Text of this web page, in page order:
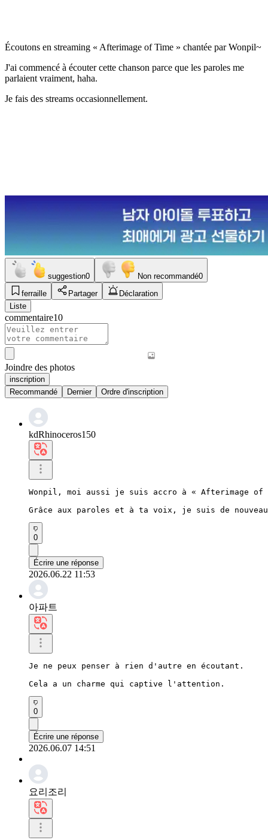
Écoutons en streaming « Afterimage of Time » chantée par Wonpil~
J'ai commencé à écouter cette chanson parce que les paroles me
parlaient vraiment, haha.
Je fais des streams occasionnellement.
suggestion0 Non recommandé0
ferraille
Partager
Déclaration
Liste
commentaire10
Joindre des photos
inscription
Recommandé
Dernier Ordre d'inscription
kdRhinoceros150
Wonpil, moi aussi je suis accro à « Afterimage
Grâce aux paroles et à ta voix, je suis de
0
Écrire une réponse
2026.06.22 11:53
아파트
Je ne peux penser à rien d'autre en écoutant.
Cela a un charme qui captive l'attention.
0
Écrire une réponse
2026.06.07 14:51
요리조리